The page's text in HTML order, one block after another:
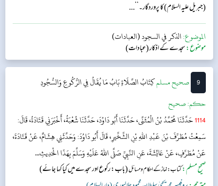
(جبریل علیہ السلام) کا پروردگار۔‘‘...
الموضوع:الذكر في السجود (العبادات)
موضوع:سجدے کے اذکار (عبادات)
9 ‌صحيح مسلمكِتَابُ الصَّلَاةِبَابُ مَا يُقَالُ فِي الرُّكُوعِ وَالسُّجُودِ
حکم:صحیح
1114حَدَّثَنَا مُحَمَّدُ بْنُ الْمُثَنَّى، حَدَّثَنَا أَبُو دَاوُدَ، حَدَّثَنَا شُعْبَةُ، أَخْبَرَنِي قَتَادَةُ، قَالَ:
سَمِعْتُ مُطَرِّفَ بْنَ عَبْدِ اللهِ بْنِ الشِّخِّيرِ، قَالَ أَبُو دَاوُدَ: وَحَدَّثَنِي هِشَامٌ، عَنْ قَتَادَةَ،
عَنْ مُطَرِّفٍ، عَنْ عَائِشَةَ، عَنِ النَّبِيِّ صَلَّى اللهُ عَلَيْهِ وَسَلَّمَ بِهَذَا الْحَدِيثِ...
صحیح مسلم:کتاب: نماز کے احکام ومسائل(باب: رکوع اور سجدے میں کیا کہا جائے)